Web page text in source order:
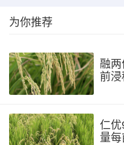
为你推荐
融
前浸
仁优
量